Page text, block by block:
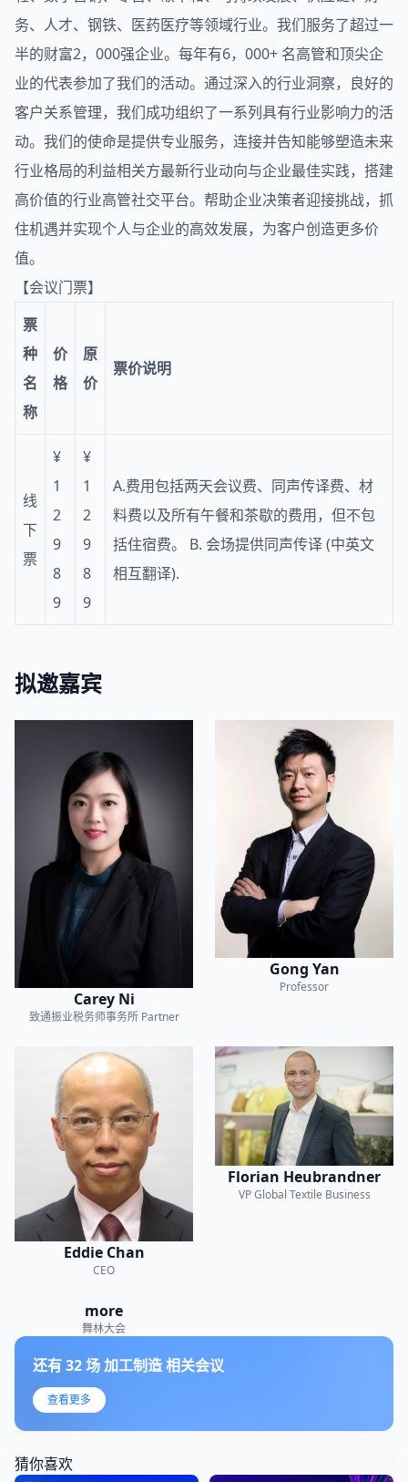
务、人才、钢铁、医药医疗等领域行业。我们服务了超过一
半的财富2，000强企业。每年有6，000+ 名高管和顶尖企
业的代表参加了我们的活动。通过深入的行业洞察，良好的
客户关系管理，我们成功组织了一系列具有行业影响力的活
动。我们的使命是提供专业服务，连接并告知能够塑造未来
行业格局的利益相关方最新行业动向与企业最佳实践，搭建
高价值的行业高管社交平台。帮助企业决策者迎接挑战，抓
住机遇并实现个人与企业的高效发展，为客户创造更多价
值。
【会议门票】
票
种
名
称
价
格
原
价
票价说明
线
下
票
¥
1
2
9
8
9
¥
1
2
9
8
9
A.费用包括两天会议费、同声传译费、材
料费以及所有午餐和茶歇的费用，但不包
括住宿费。 B. 会场提供同声传译 (中英文
相互翻译).
拟邀嘉宾
Carey Ni
致通振业税务师事务所 Partner
Gong Yan
Professor
Eddie Chan
CEO
Florian Heubrandner
VP Global Textile Business
more
舞林大会
还有32场加工制造相关会议
查看更多
猜你喜欢